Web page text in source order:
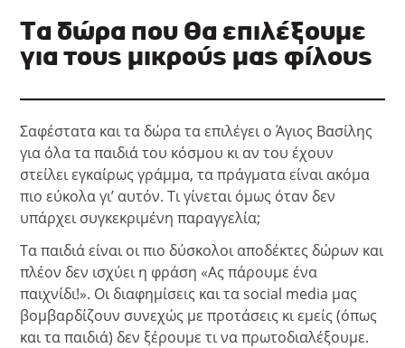
Τα δώρα που θα επιλέξουμε
για τους μικρούς μας φίλους
Σαφέστατα και τα δώρα τα επιλέγει ο Άγιος Βασίλης
για όλα τα παιδιά του κόσμου κι αν του έχουν
στείλει εγκαίρως γράμμα, τα πράγματα είναι ακόμα
πιο εύκολα γι’ αυτόν. Τι γίνεται όμως όταν δεν
υπάρχει συγκεκριμένη παραγγελία;
Τα παιδιά είναι οι πιο δύσκολοι αποδέκτες δώρων και
πλέον δεν ισχύει η φράση «Ας πάρουμε ένα
παιχνίδι!». Οι διαφημίσεις και τα social media μας
βομβαρδίζουν συνεχώς με προτάσεις κι εμείς (όπως
και τα παιδιά) δεν ξέρουμε τι να πρωτοδιαλέξουμε.